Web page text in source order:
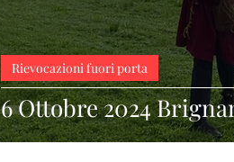
6 Ottobre 2024
Rievocazioni fuori porta